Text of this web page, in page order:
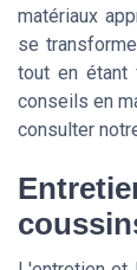
matériaux
se
tout en étant
conseils en
consulter